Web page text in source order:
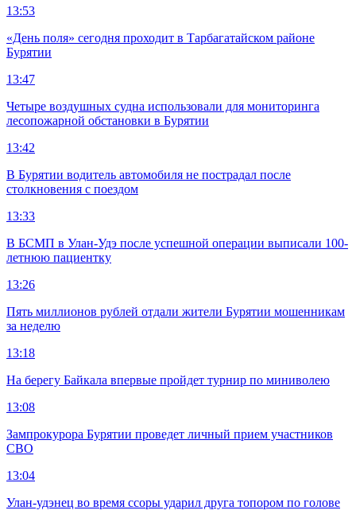
13:53
«День поля» сегодня проходит в Тарбагатайском районе
Бурятии
13:47
Четыре воздушных судна использовали для мониторинга
лесопожарной обстановки в Бурятии
13:42
В Бурятии водитель автомобиля не пострадал после
столкновения с поездом
13:33
В БСМП в Улан-Удэ после успешной операции выписали 100-
летнюю пациентку
13:26
Пять миллионов рублей отдали жители Бурятии мошенникам
за неделю
13:18
На берегу Байкала впервые пройдет турнир по миниволею
13:08
Зампрокурора Бурятии проведет личный прием участников
СВО
13:04
Улан-удэнец во время ссоры ударил друга топором по голове